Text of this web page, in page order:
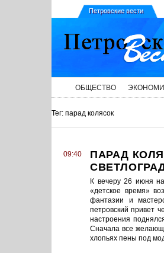
Петровские вести
ОБЩЕСТВО
Тег: парад колясок
09:40
ПАРАД
К вечеру 26 июня
«детское время»
фантазии и
петровский привет
настроения
Сначала все
хлопьях пены под